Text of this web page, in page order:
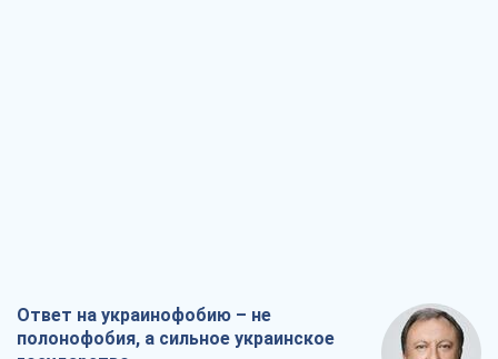
Ответ на украинофобию – не
полонофобия, а сильное украинское